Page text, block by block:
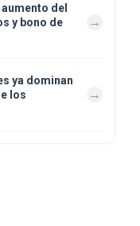
del
y bono de
ya dominan
los